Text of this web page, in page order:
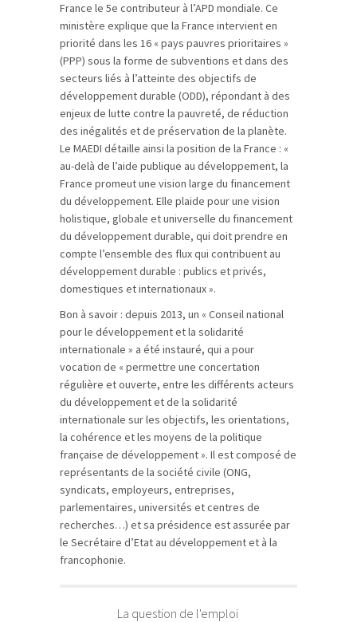
France le 5e contributeur à l’APD mondiale. Ce
ministère explique que la France intervient en
priorité dans les 16 « pays pauvres prioritaires »
(PPP) sous la forme de subventions et dans des
secteurs liés à l’atteinte des objectifs de
développement durable (ODD), répondant à des
enjeux de lutte contre la pauvreté, de réduction
des inégalités et de préservation de la planète.
Le MAEDI détaille ainsi la position de la France : «
au-delà de l’aide publique au développement, la
France promeut une vision large du financement
du développement. Elle plaide pour une vision
holistique, globale et universelle du financement
du développement durable, qui doit prendre en
compte l’ensemble des flux qui contribuent au
développement durable : publics et privés,
domestiques et internationaux ».
Bon à savoir : depuis 2013, un « Conseil national
pour le développement et la solidarité
internationale » a été instauré, qui a pour
vocation de « permettre une concertation
régulière et ouverte, entre les différents acteurs
du développement et de la solidarité
internationale sur les objectifs, les orientations,
la cohérence et les moyens de la politique
française de développement ». Il est composé de
représentants de la société civile (ONG,
syndicats, employeurs, entreprises,
parlementaires, universités et centres de
recherches…) et sa présidence est assurée par
le Secrétaire d’Etat au développement et à la
francophonie.
La question de l'emploi